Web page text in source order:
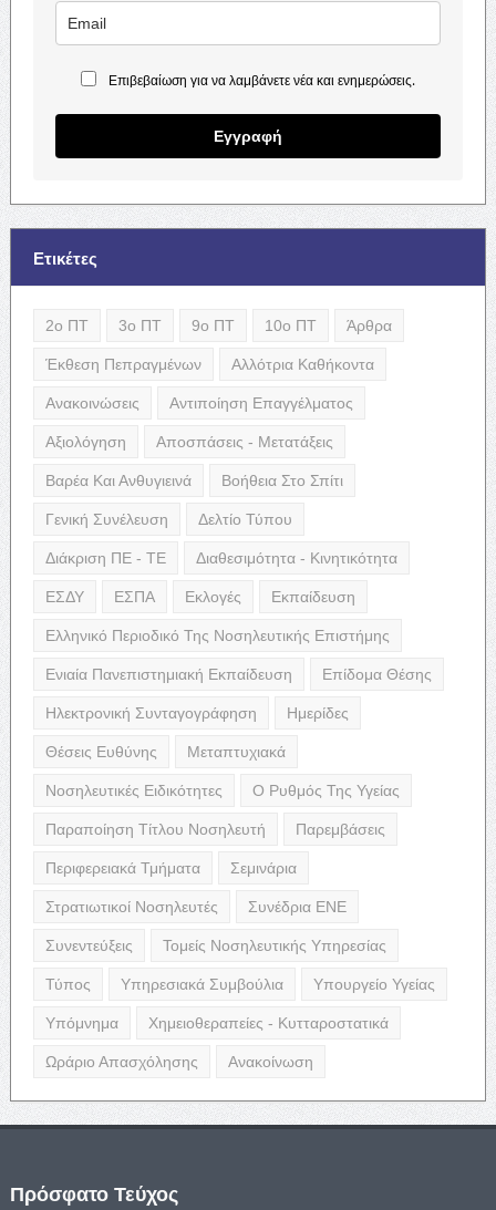
Επιβεβαίωση για να λαμβάνετε νέα και ενημερώσεις.
Εγγραφή
Ετικέτες
2ο ΠΤ 3ο ΠΤ 9ο ΠΤ 10ο ΠΤ Άρθρα
Έκθεση Πεπραγμένων Αλλότρια Καθήκοντα
Ανακοινώσεις Αντιποίηση Επαγγέλματος
Αξιολόγηση Αποσπάσεις - Μετατάξεις
Βαρέα Και Ανθυγιεινά Βοήθεια Στο Σπίτι
Γενική Συνέλευση Δελτίο Τύπου
Διάκριση ΠΕ - ΤΕ Διαθεσιμότητα - Κινητικότητα
ΕΣΔΥ ΕΣΠΑ Εκλογές Εκπαίδευση
Ελληνικό Περιοδικό Της Νοσηλευτικής Επιστήμης
Ενιαία Πανεπιστημιακή Εκπαίδευση Επίδομα Θέσης
Ηλεκτρονική Συνταγογράφηση Ημερίδες
Θέσεις Ευθύνης Μεταπτυχιακά
Νοσηλευτικές Ειδικότητες Ο Ρυθμός Της Υγείας
Παραποίηση Τίτλου Νοσηλευτή Παρεμβάσεις
Περιφερειακά Τμήματα Σεμινάρια
Στρατιωτικοί Νοσηλευτές Συνέδρια ΕΝΕ
Συνεντεύξεις Τομείς Νοσηλευτικής Υπηρεσίας
Τύπος Υπηρεσιακά Συμβούλια Υπουργείο Υγείας
Υπόμνημα Χημειοθεραπείες - Κυτταροστατικά
Ωράριο Απασχόλησης Ανακοίνωση
Πρόσφατο Τεύχος